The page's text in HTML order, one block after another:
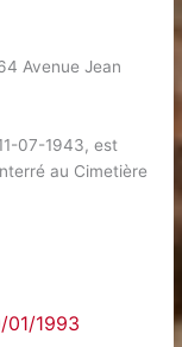
Avenue Jean
07-1943, est
au Cimetière
1993